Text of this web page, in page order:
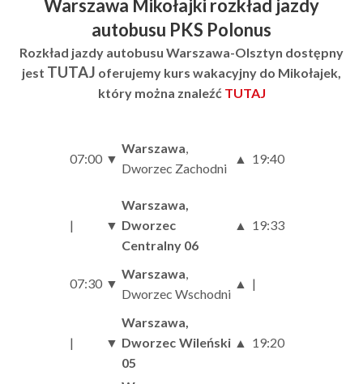
Warszawa Mikołajki rozkład jazdy
autobusu PKS Polonus
Rozkład jazdy autobusu Warszawa-Olsztyn dostępny
jest TUTAJ oferujemy kurs wakacyjny do Mikołajek,
który można znaleźć TUTAJ
07:00 ▼
Warszawa,
Dworzec Zachodni
▲ 19:40
| ▼
Warszawa,
Dworzec
Centralny 06
▲ 19:33
07:30 ▼
Warszawa,
Dworzec Wschodni
▲ |
| ▼
Warszawa,
Dworzec Wileński
05
▲ 19:20